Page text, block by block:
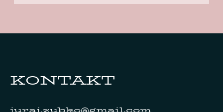
KONTAKT